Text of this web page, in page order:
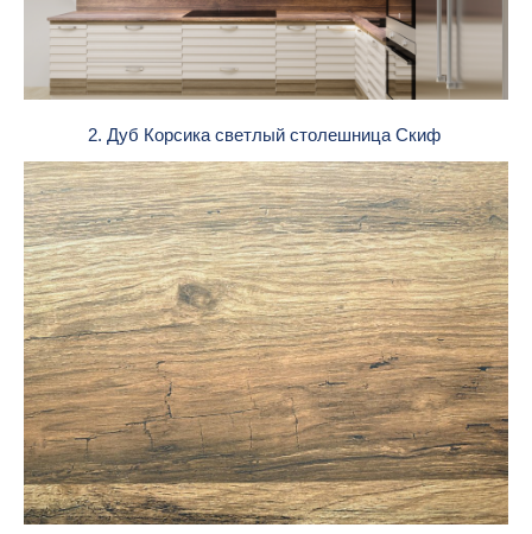
2. Дуб Корсика светлый столешница Скиф